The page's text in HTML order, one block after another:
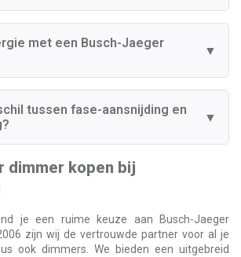
met een Busch-Jaeger
▼
tussen fase-aansnijding en
▼
dimmer kopen bij
je een ruime keuze aan Busch-Jaeger
zijn wij de vertrouwde partner voor al je
ook dimmers. We bieden een uitgebreid